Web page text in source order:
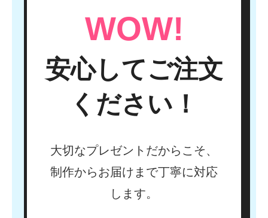
WOW!
安心してご注文
ください！
大切なプレゼントだからこそ、
制作からお届けまで丁寧に対応
します。